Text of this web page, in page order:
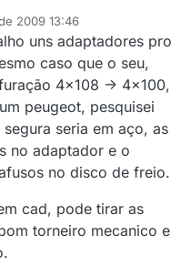
2009 13:46
uns adaptadores pro
caso que o seu,
4x108 -> 4x100,
peugeot, pesquisei
seria em aço, as
no adaptador e o
no disco de freio.
cad, pode tirar as
torneiro mecanico e